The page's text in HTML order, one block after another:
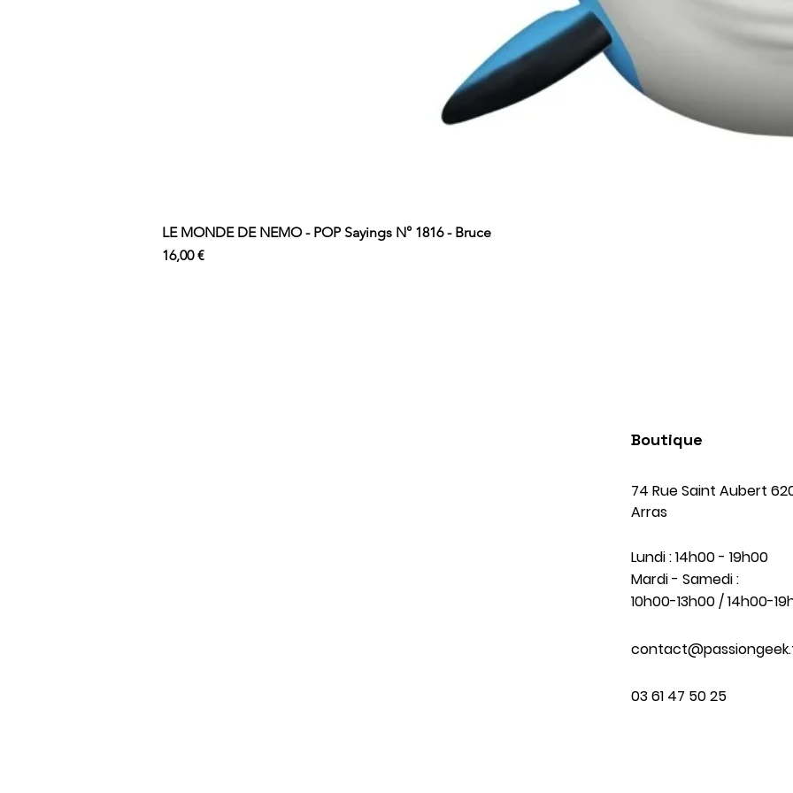
LE MONDE DE NEMO - POP Sayings N° 1816 - Bruce
Prix
16,00 €
Boutique
74 Rue Saint Aubert
Arras
Lundi : 14h00 - 19h00
Mardi - Samedi :
10h00-13h00 / 14h00-
03 61 47 50 25